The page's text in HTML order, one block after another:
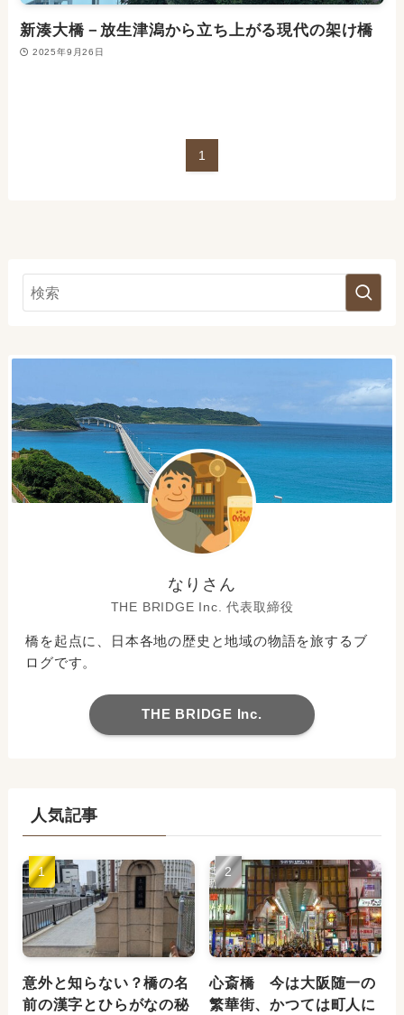
新湊大橋－放生津潟から立ち上がる現代の架け橋
2025年9月26日
1
なりさん
THE BRIDGE Inc. 代表取締役
橋を起点に、日本各地の歴史と地域の物語を旅するブ
ログです。
THE BRIDGE Inc.
人気記事
意外と知らない？橋の名
前の漢字とひらがなの秘
心斎橋 今は大阪随一の
繁華街、かつては町人に